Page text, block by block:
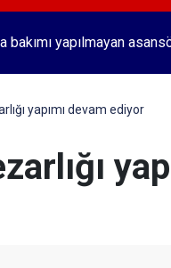
bakımı yapılmayan
yapımı devam ediyor